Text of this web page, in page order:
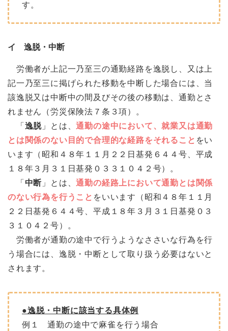
す。
イ 逸脱・中断
労働者が上記一乃至三の通勤経路を逸脱し、又は上
記一乃至三に掲げられた移動を中断した場合には、当
該逸脱又は中断中の間及びその後の移動は、通勤とさ
れません（労災保険法７条３項）。
「 逸脱 」とは、通勤の途中において、就業又は通勤
とは関係のない目的で合理的な経路をそれること をい
います（昭和４８年１１月２２日基発６４４号、平成
１８年３月３１日基発０３３１０４２号）。
「 中断 」とは、通勤の経路上において通勤とは関係
のない行為を行うこと をいいます（昭和４８年１１月
２２日基発６４４号、平成１８年３月３１日基発０３
３１０４２号）。
労働者が通勤の途中で行うようなささいな行為を行
う場合には、逸脱・中断として取り扱う必要はないと
されます。
●逸脱・中断に該当する具体例
例１ 通勤の途中で麻雀を行う場合